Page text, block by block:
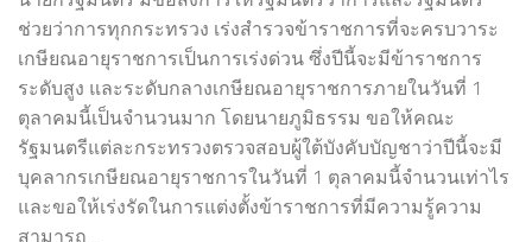
ช่วยว่าการทุกกระทรวง เร่งสำรวจข้าราชการที่จะครบวาระ
เกษียณอายุราชการเป็นการเร่งด่วน ซึ่งปีนี้จะมีข้าราชการ
ระดับสูง และระดับกลางเกษียณอายุราชการภายในวันที่ 1
ตุลาคมนี้เป็นจำนวนมาก โดยนายภูมิธรรม ขอให้คณะ
รัฐมนตรีแต่ละกระทรวงตรวจสอบผู้ใต้บังคับบัญชาว่าปีนี้จะมี
บุคลากรเกษียณอายุราชการในวันที่ 1 ตุลาคมนี้จำนวนเท่าไร
และขอให้เร่งรัดในการแต่งตั้งข้าราชการที่มีความรู้ความ
สามารถ...